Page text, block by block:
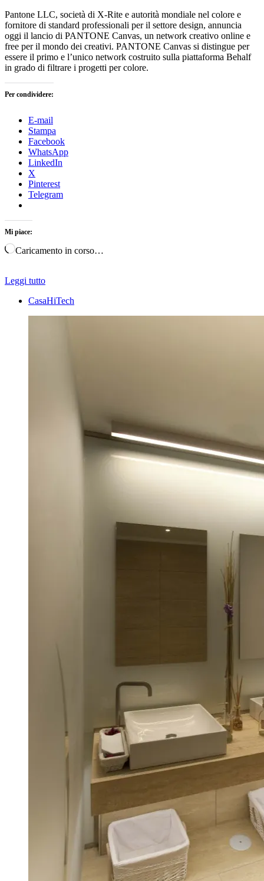
Pantone LLC, società di X-Rite e autorità mondiale nel colore e
fornitore di standard professionali per il settore design, annuncia
oggi il lancio di PANTONE Canvas, un network creativo online e
free per il mondo dei creativi. PANTONE Canvas si distingue per
essere il primo e l’unico network costruito sulla piattaforma Behalf
in grado di filtrare i progetti per colore.
Per condividere:
E-mail
Stampa
Facebook
WhatsApp
LinkedIn
X
Pinterest
Telegram
Mi piace:
Caricamento in corso…
Leggi tutto
CasaHiTech